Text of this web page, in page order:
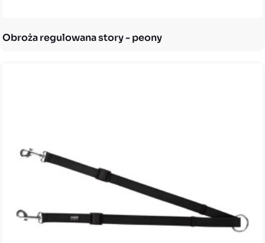
Obroża regulowana story - peony